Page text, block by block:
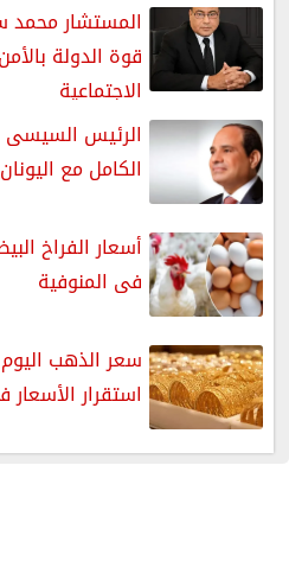
المستشار محمد
قوة الدولة
الاجتماعية
الرئيس
الكامل مع
فى المنوفية
استقرار